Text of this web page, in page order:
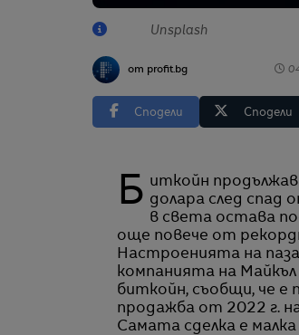
Unsplash
от profit.bg
Сподели Сподели
Биткойн продължава да поевтинява в четвъртък, като се търгува около 62 770 долара след спад
в света остава
още повече от
Настроенията на
компанията на
биткойн, съобщи, че е
продажба от 2022 г.
Самата сделка е